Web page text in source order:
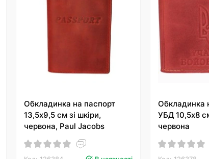
Обкладинка на паспорт
13,5х9,5 см зі шкіри,
червона, Paul Jacobs
Обкладинка
УБД 10,5х8
червона